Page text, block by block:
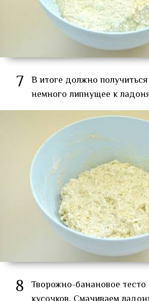
7 В итоге должно
немного липнущее к
8 Творожно-банановое